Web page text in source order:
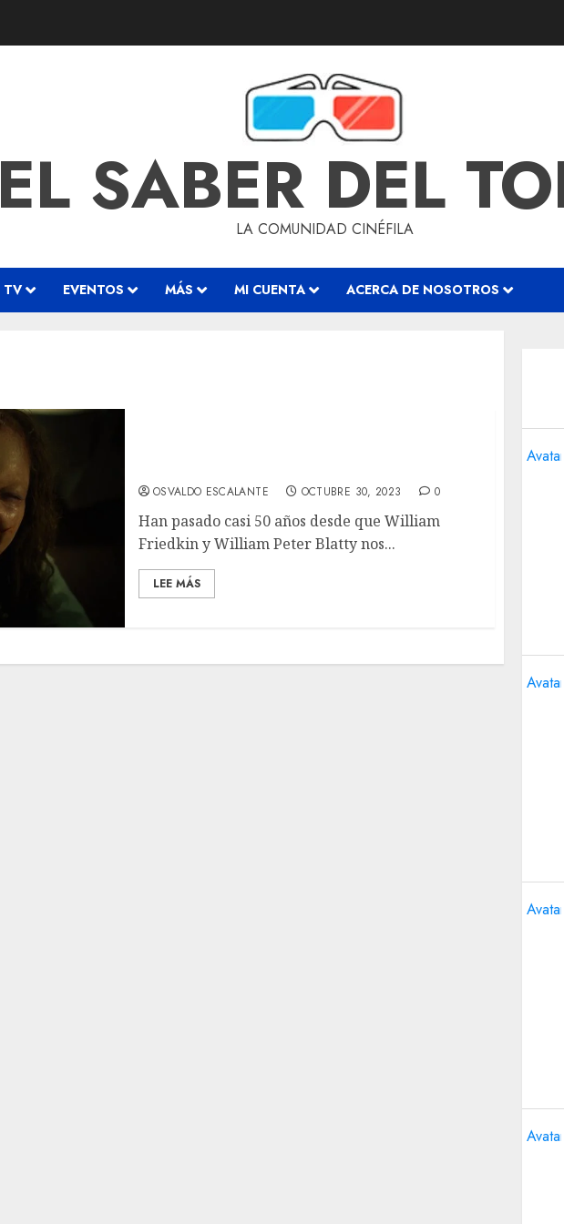
EL SABER DEL
LA COMUNIDAD CINÉFILA
TV EVENTOS MÁS MI CUENTA ACERCA DE NOSOTROS
OSVALDO ESCALANTE OCTUBRE 30, 2023 0
Han pasado casi 50 años desde que William
Friedkin y William Peter Blatty nos...
LEE MÁS
Avatar
Avatar
Avatar
Avatar